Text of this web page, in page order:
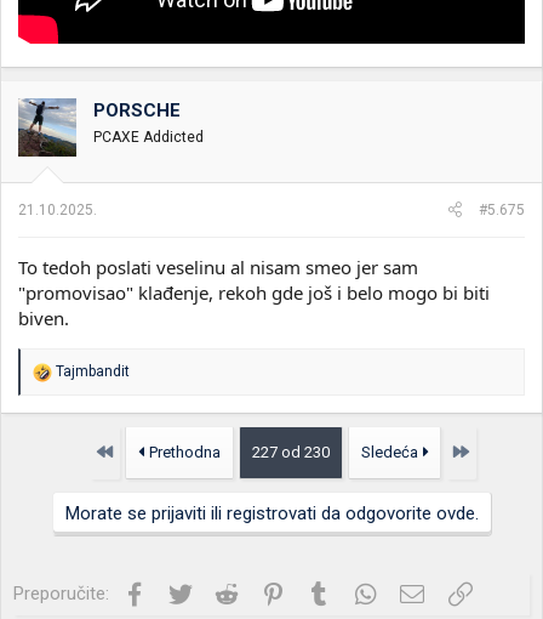
PORSCHE
PCAXE Addicted
21.10.2025. #5.675
To tedoh poslati veselinu al nisam smeo jer sam
"promovisao" klađenje, rekoh gde još i belo mogo bi biti
biven.
R
a
Tajmbandit
Prvo Prethodna 227 od 230 Sledeća Poslednja
Morate se prijaviti ili registrovati da odgovorite ovde.
Preporučite: Facebook
Twitter Reddit PinterestTumblrWhatsApp
Imejl Link